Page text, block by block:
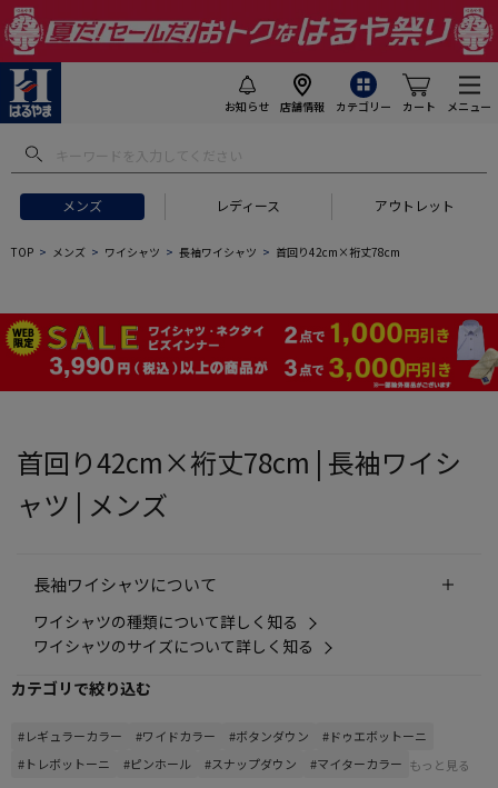
お知らせ 店舗情報 カテゴリー カート メニュー
メンズ レディース アウトレット
フトにおすすめ #セットアップ スーツ
TOP メンズ ワイシャツ 長袖ワイシャツ 首回り42cm×裄丈78cm
首回り42cm×裄丈78cm | 長袖ワイシ
ャツ | メンズ
長袖ワイシャツについて
ワイシャツの種類について詳しく知る
ワイシャツのサイズについて詳しく知る
カテゴリで絞り込む
#レギュラーカラー #ワイドカラー #ボタンダウン
#ドゥエボットーニ
#トレボットーニ
#ピンホール #スナップダウン #マイターカラー もっと見る